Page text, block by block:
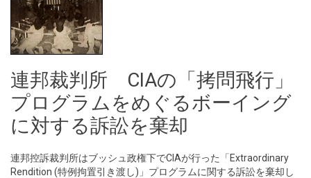
連邦裁判所 CIAの「拷問飛行」
プログラムをめぐるボーイング
に対する訴訟を棄却
連邦控訴裁判所はブッシュ政権下でCIAが行った「Extraordinary
Rendition (特例拘置引き渡し)」プログラムに関する訴訟を棄却し